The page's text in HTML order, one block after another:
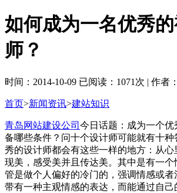
如何成为一名优秀
师？
时间：2014-10-09 已阅读：1071次 | 作者：
首页>新闻资讯>建站知识
青岛网站建设公司 今日话题：成为一个
备哪些条件？问十个设计师可能就有十
秀的设计师都会有这些一样的地方：从
现美，感受美并且传达美。其中是有一
管是做个人偏好的冷门的，强调情感或
带有一种主观情感的表达，而能通过自